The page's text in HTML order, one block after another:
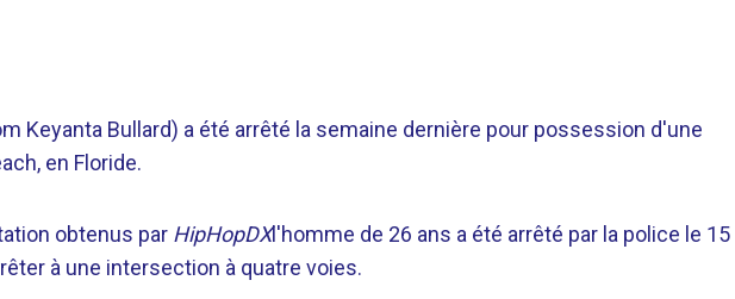
Keyanta Bullard) a été arrêté la semaine dernière pour possession d'une
en Floride.
obtenus par HipHopDXl'homme de 26 ans a été arrêté par la police le 15
à une intersection à quatre voies.